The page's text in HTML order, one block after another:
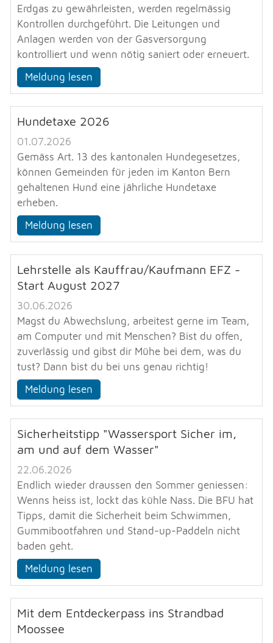
Erdgas zu gewährleisten, werden regelmässig
Kontrollen durchgeführt. Die Leitungen und
Anlagen werden von der Gasversorgung
kontrolliert und wenn nötig saniert oder erneuert.
Meldung lesen
Hundetaxe 2026
01.07.2026
Gemäss Art. 13 des kantonalen Hundegesetzes,
können Gemeinden für jeden im Kanton Bern
gehaltenen Hund eine jährliche Hundetaxe
erheben.
Meldung lesen
Lehrstelle als Kauffrau/Kaufmann EFZ -
Start August 2027
30.06.2026
Magst du Abwechslung, arbeitest gerne im Team,
am Computer und mit Menschen? Bist du offen,
zuverlässig und gibst dir Mühe bei dem, was du
tust? Dann bist du bei uns genau richtig!
Meldung lesen
Sicherheitstipp "Wassersport Sicher im,
am und auf dem Wasser"
22.06.2026
Endlich wieder draussen den Sommer geniessen:
Wenns heiss ist, lockt das kühle Nass. Die BFU hat
Tipps, damit die Sicherheit beim Schwimmen,
Gummibootfahren und Stand-up-Paddeln nicht
baden geht.
Meldung lesen
Mit dem Entdeckerpass ins Strandbad
Moossee